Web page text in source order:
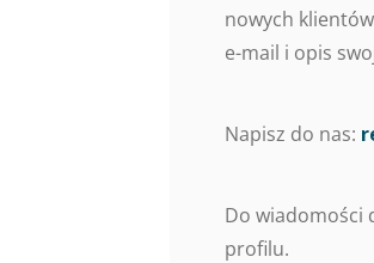
nowych
e-mail i opis
Napisz do nas:
Do wiadomości
profilu.